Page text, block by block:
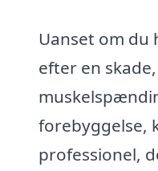
Uanset om
efter en
forebyggelse,
professionel,